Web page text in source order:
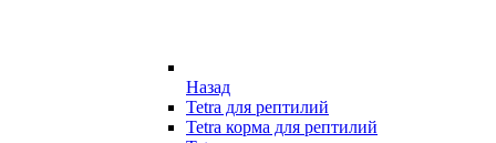
Назад
Tetra для рептилий
Tetra корма для рептилий